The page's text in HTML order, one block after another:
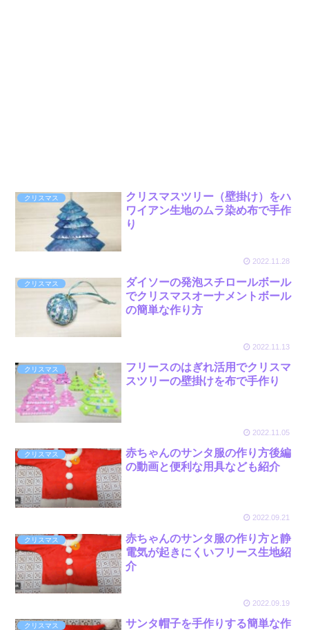
クリスマス
クリスマスツリー（壁掛け）をハ
ワイアン生地のムラ染め布で手作
り
2022.11.28
クリスマス
ダイソーの発泡スチロールボール
でクリスマスオーナメントボール
の簡単な作り方
2022.11.13
クリスマス
フリースのはぎれ活用でクリスマ
スツリーの壁掛けを布で手作り
2022.11.05
クリスマス
赤ちゃんのサンタ服の作り方後編
の動画と便利な用具なども紹介
2022.09.21
クリスマス
赤ちゃんのサンタ服の作り方と静
電気が起きにくいフリース生地紹
介
2022.09.19
クリスマス
サンタ帽子を手作りする簡単な作